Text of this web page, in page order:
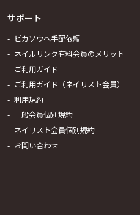
サポート
ピカソウへ手配依頼
ネイルリンク有料会員のメリット
ご利用ガイド
ご利用ガイド（ネイリスト会員）
利用規約
一般会員個別規約
ネイリスト会員個別規約
お問い合わせ